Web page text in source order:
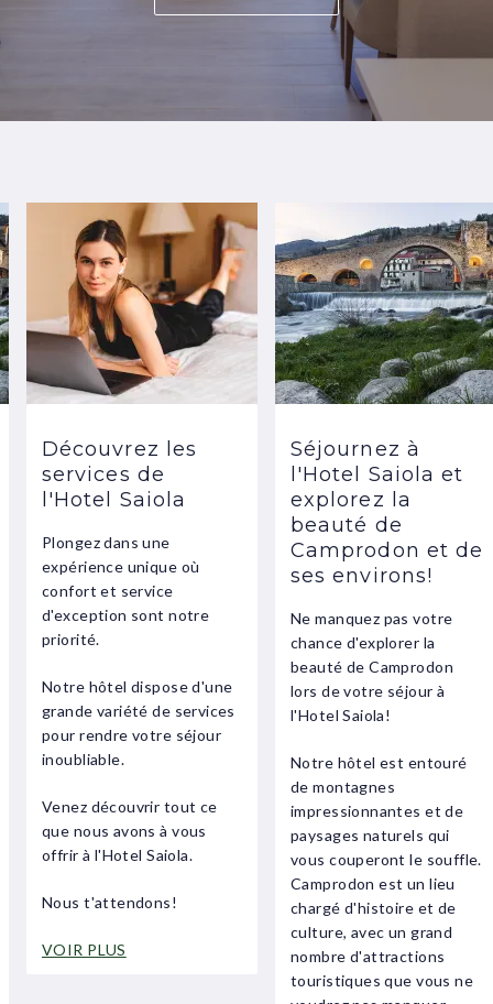
Découvrez les
services de
l'Hotel Saiola
Plongez dans une
expérience unique où
confort et service
d'exception sont notre
priorité.
Notre hôtel dispose d'une
grande variété de services
pour rendre votre séjour
inoubliable.
Venez découvrir tout ce
que nous avons à vous
offrir à l'Hotel Saiola.
Nous t'attendons!
VOIR PLUS
Séjournez à
l'Hotel Saiola et
explorez la
beauté de
Camprodon et de
ses environs!
Ne manquez pas votre
chance d'explorer la
beauté de Camprodon
lors de votre séjour à
l'Hotel Saiola!
Notre hôtel est entouré
de montagnes
impressionnantes et de
paysages naturels qui
vous couperont le souffle.
Camprodon est un lieu
chargé d'histoire et de
culture, avec un grand
nombre d'attractions
touristiques que vous ne